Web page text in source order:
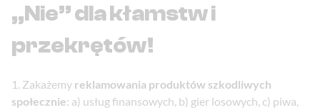
„Nie” dla kłamstw i
przekrętów!
Zakażemy reklamowania produktów szkodliwych
społecznie: a) usług finansowych, b) gier losowych, c) piwa,